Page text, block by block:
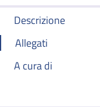
Descrizione
Allegati
A cura di